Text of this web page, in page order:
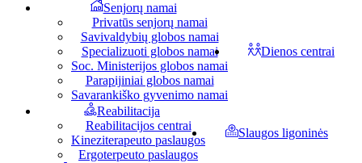
Senjorų namai
Privatūs senjorų namai
Savivaldybių globos namai
Specializuoti globos namai
Soc. Ministerijos globos namai
Parapijiniai globos namai
Savarankiško gyvenimo namai
Dienos centrai
Reabilitacija
Reabilitacijos centrai
Kineziterapeuto paslaugos
Ergoterpeuto paslaugos
Slaugos ligoninės